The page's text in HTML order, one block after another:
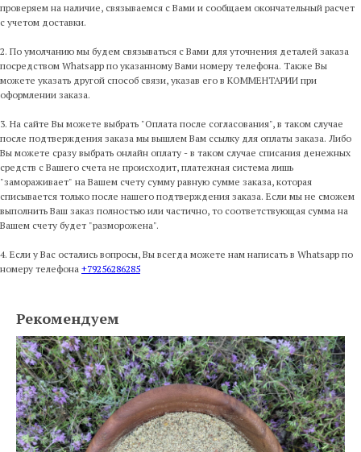
проверяем на наличие, связываемся с Вами и сообщаем окончательный расчет
с учетом доставки.
2. По умолчанию мы будем связываться с Вами для уточнения деталей заказа
посредством Whatsapp по указанному Вами номеру телефона. Также Вы
можете указать другой способ связи, указав его в КОММЕНТАРИИ при
оформлении заказа.
3. На сайте Вы можете выбрать "Оплата после согласования", в таком случае
после подтверждения заказа мы вышлем Вам ссылку для оплаты заказа. Либо
Вы можете сразу выбрать онлайн оплату - в таком случае списания денежных
средств с Вашего счета не происходит, платежная система лишь
"замораживает" на Вашем счету сумму равную сумме заказа, которая
списывается только после нашего подтверждения заказа. Если мы не сможем
выполнить Ваш заказ полностью или частично, то соответствующая сумма на
Вашем счету будет "разморожена".
4. Если у Вас остались вопросы, Вы всегда можете нам написать в Whatsapp по
номеру телефона +79256286285
Рекомендуем